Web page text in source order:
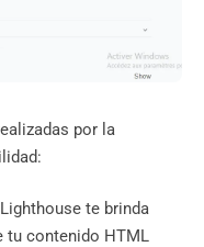
por la
te brinda
tu contenido HTML